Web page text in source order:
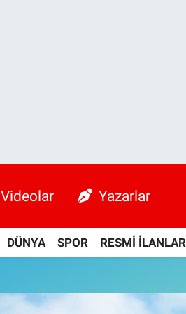
Videolar Yazarlar
DÜNYA SPOR RESMİ İLANLAR